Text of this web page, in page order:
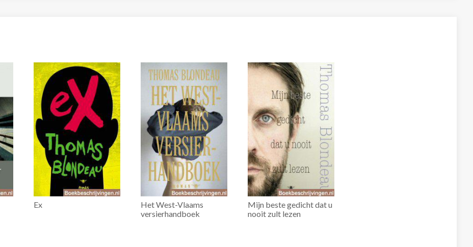
Ex
Het West-Vlaams
versierhandboek
Mijn beste gedicht dat u
nooit zult lezen